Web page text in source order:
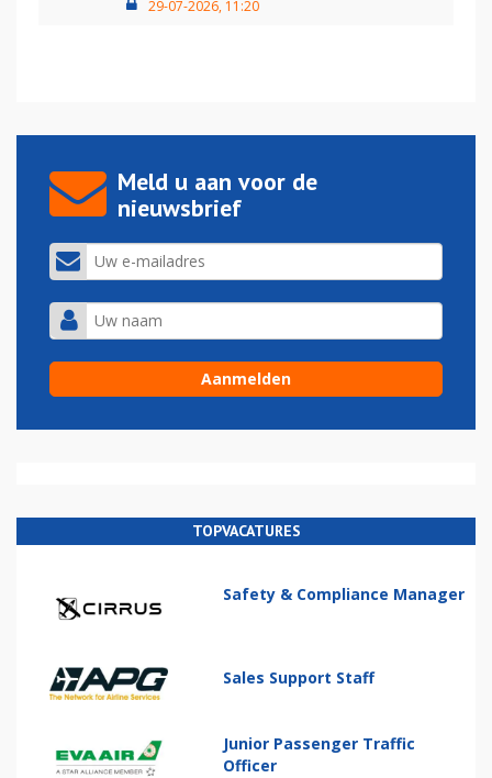
29-07-2026, 11:20
Meld u aan voor de
nieuwsbrief
TOPVACATURES
Safety & Compliance Manager
Sales Support Staff
Junior Passenger Traffic
Officer